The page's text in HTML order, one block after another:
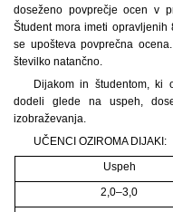
doseženo povprečje ocen v
Študent mora imeti
se upošteva povprečna
številko natančno.
Dijakom in študentom, ki
dodeli glede na uspeh,
izobraževanja.
UČENCI OZIROMA DIJAKI:
Uspeh
2,0–3,0